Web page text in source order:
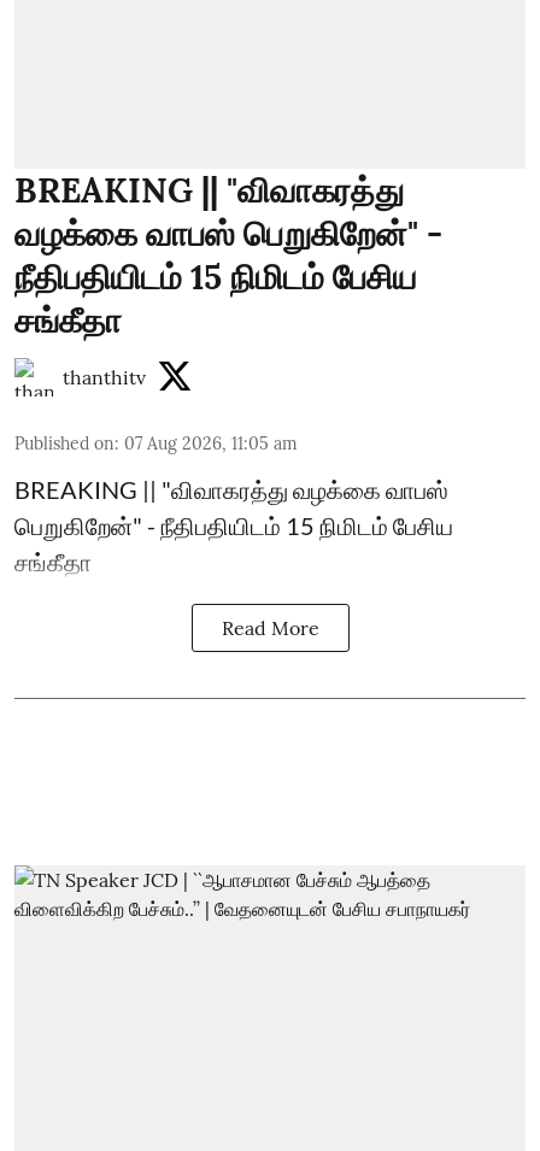
BREAKING || "விவாகரத்து
வழக்கை வாபஸ் பெறுகிறேன்" -
நீதிபதியிடம் 15 நிமிடம் பேசிய
சங்கீதா
thanthitv
Published on: 07 Aug 2026, 11:05 am
BREAKING || "விவாகரத்து வழக்கை வாபஸ்
பெறுகிறேன்" - நீதிபதியிடம் 15 நிமிடம் பேசிய
சங்கீதா
Read More